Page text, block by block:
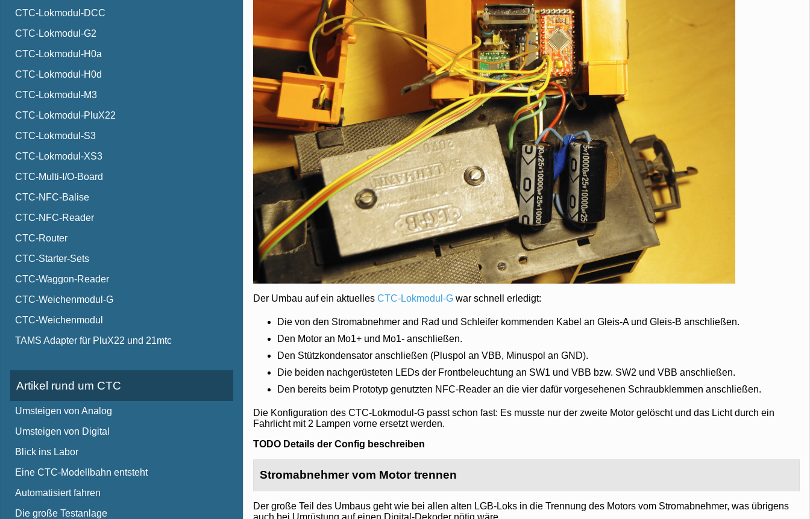
CTC-Lokmodul-DCC
CTC-Lokmodul-G2
CTC-Lokmodul-H0a
CTC-Lokmodul-H0d
CTC-Lokmodul-M3
CTC-Lokmodul-PluX22
CTC-Lokmodul-S3
CTC-Lokmodul-XS3
CTC-Multi-I/O-Board
CTC-NFC-Balise
CTC-NFC-Reader
CTC-Router
CTC-Starter-Sets
CTC-Waggon-Reader
CTC-Weichenmodul-G
CTC-Weichenmodul
TAMS Adapter für PluX22 und 21mtc
Artikel rund um CTC
Umsteigen von Analog
Umsteigen von Digital
Blick ins Labor
Eine CTC-Modellbahn entsteht
Automatisiert fahren
Die große Testanlage
Der Umbau auf ein aktuellesCTC-Lokmodul-G war schnell erledigt:
Die von den Stromabnehmer and Rad und Schleifer kommenden Kabel an Gleis-A und Gleis-B anschließen.
Den Motor an Mo1+ und Mo1- anschließen.
Den Stützkondensator anschließen (Pluspol an VBB, Minuspol an GND).
Die beiden nachgerüsteten LEDs der Frontbeleuchtung an SW1 und VBB bzw. SW2 und VBB anschließen.
Den bereits beim Prototyp genutzten NFC-Reader an die vier dafür vorgesehenen Schraubklemmen anschließen.
Die Konfiguration des CTC-Lokmodul-G passt schon fast: Es musste nur der zweite Motor gelöscht und das Licht durch ein
Fahrlicht mit 2 Lampen vorne ersetzt werden.
TODO Details der Config beschreiben
Stromabnehmer vom Motor trennen
Der große Teil des Umbaus geht wie bei allen alten LGB-Loks in die Trennung des Motors vom Stromabnehmer, was übrigens
auch bei Umrüstung auf einen Digital-Dekoder nötig wäre.